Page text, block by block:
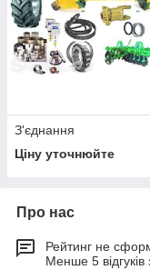
З'єднання
Ціну уточнюйте
Про нас
Рейтинг не
Менше 5 відгуків